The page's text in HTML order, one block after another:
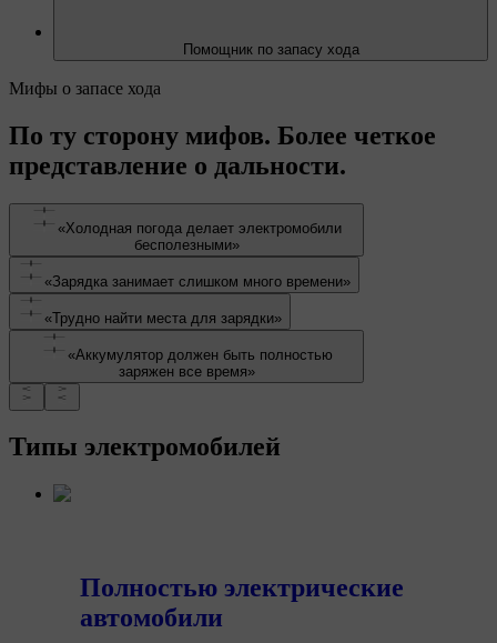
Помощник по запасу хода
Мифы о запасе хода
По ту сторону мифов. Более четкое
представление о дальности.
«Холодная погода делает электромобили
бесполезными»
«Зарядка занимает слишком много времени»
«Трудно найти места для зарядки»
«Аккумулятор должен быть полностью
заряжен все время»
Типы электромобилей
Полностью электрические
автомобили